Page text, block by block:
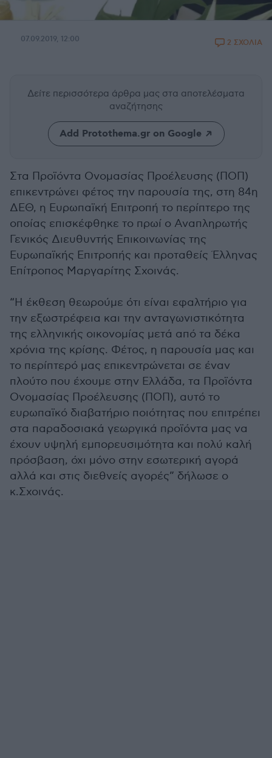
07.09.2019, 12:00 2 ΣΧΟΛΙΑ
Δείτε περισσότερα άρθρα μας στα αποτελέσματα
αναζήτησης
Add Protothema.gr on Google
Στα Προϊόντα Ονομασίας Προέλευσης (ΠΟΠ)
επικεντρώνει φέτος την παρουσία της, στη 84η
ΔΕΘ, η Ευρωπαϊκή Επιτροπή το περίπτερο της
οποίας επισκέφθηκε το πρωί ο Αναπληρωτής
Γενικός Διευθυντής Επικοινωνίας της
Ευρωπαϊκής Επιτροπής και προταθείς Έλληνας
Επίτροπος Μαργαρίτης Σχοινάς.
“Η έκθεση θεωρούμε ότι είναι εφαλτήριο για
την εξωστρέφεια και την ανταγωνιστικότητα
της ελληνικής οικονομίας μετά από τα δέκα
χρόνια της κρίσης. Φέτος, η παρουσία μας και
το περίπτερό μας επικεντρώνεται σε έναν
πλούτο που έχουμε στην Ελλάδα, τα Προϊόντα
Ονομασίας Προέλευσης (ΠΟΠ), αυτό το
ευρωπαϊκό διαβατήριο ποιότητας που επιτρέπει
στα παραδοσιακά γεωργικά προϊόντα μας να
έχουν υψηλή εμπορευσιμότητα και πολύ καλή
πρόσβαση, όχι μόνο στην εσωτερική αγορά
αλλά και στις διεθνείς αγορές” δήλωσε ο
κ.Σχοινάς.